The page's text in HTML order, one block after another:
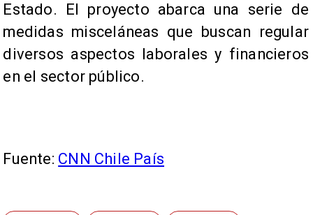
Estado. El proyecto abarca una serie de
medidas misceláneas que buscan regular
diversos aspectos laborales y financieros
en el sector público.
Fuente: CNN Chile País